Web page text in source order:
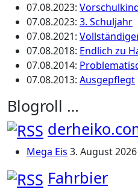
07.08.2023:
07.08.2023: 3. Schuljahr
07.08.2021:
07.08.2018: Endlich zu
07.08.2014:
07.08.2013: Ausgepflegt
Blogroll …
Mega Eis 3. August 2026
Fahrbier